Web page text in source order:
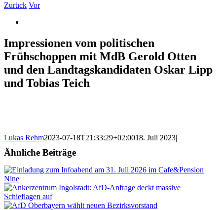
Zurück Vor
Impressionen vom politischen
Frühschoppen mit MdB Gerold Otten
und den Landtagskandidaten Oskar Lipp
und Tobias Teich
Lukas Rehm2023-07-18T21:33:29+02:0018. Juli 2023|
Ähnliche Beiträge